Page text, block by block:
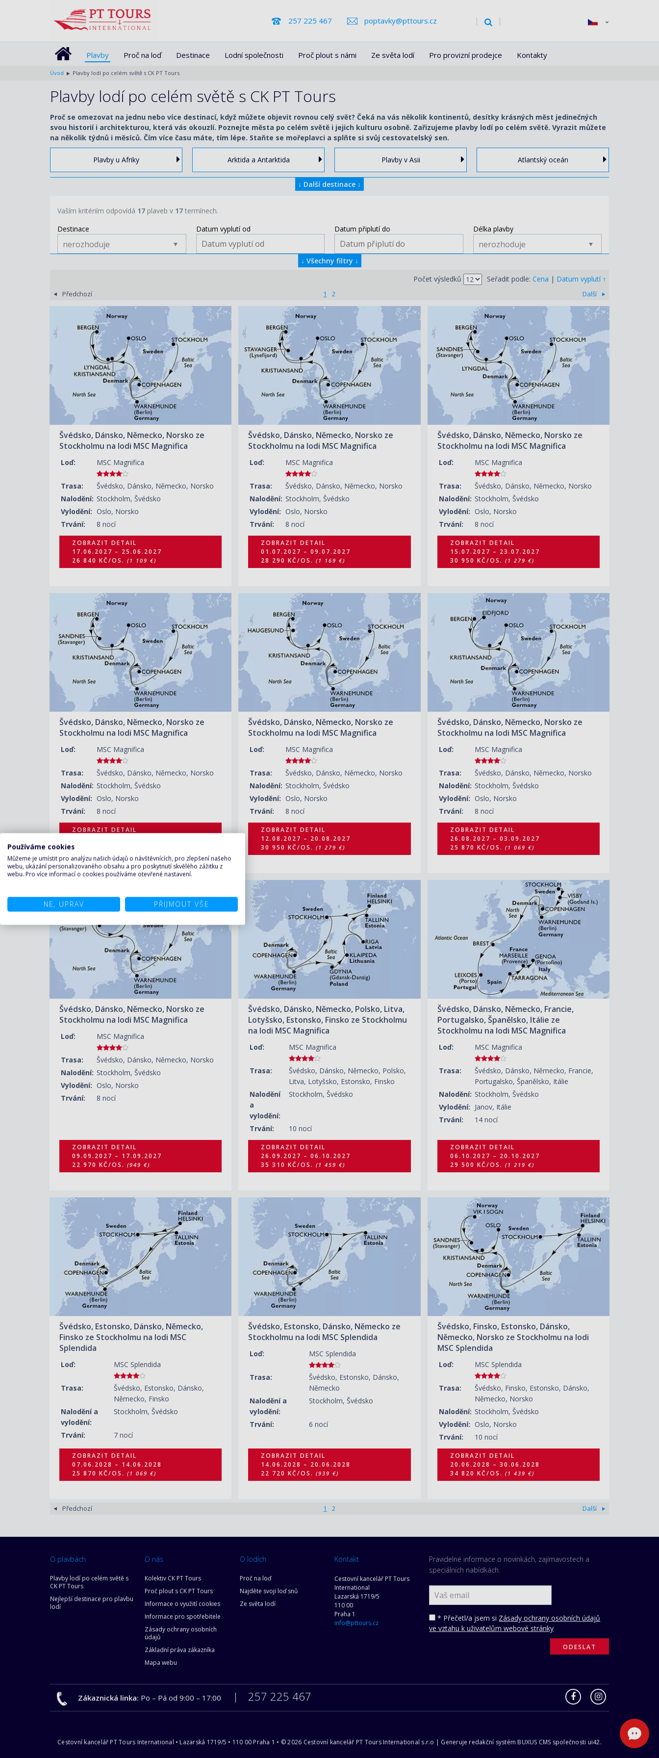
257 225 467 poptavky@pttours.cz
Plavby Proč na loď Destinace Lodní společnosti Proč plout s námi Ze světa lodí Pro provizní prodejce Kontakty
Úvod Plavby lodí po celém světě s CK PT Tours
Plavby lodí po celém světě s CK PT Tours
Proč se omezovat na jednu nebo více destinací, když můžete objevit rovnou celý svět? Čeká na vás několik kontinentů, desítky krásných měst jedinečných
svou historií i architekturou, která vás okouzlí. Poznejte města po celém světě i jejich kulturu osobně. Zařizujeme plavby lodí po celém světě. Vyrazit můžete
na několik týdnů i měsíců. Čím více času máte, tím lépe. Staňte se mořeplavci a splňte si svůj cestovatelský sen.
Plavby u Afriky Arktida a Antarktida Plavby v Asii Atlantský oceán
↓ Další destinace ↓
Vaším kritériím odpovídá 17 plaveb v 17 termínech.
Destinace
nerozhoduje
Datum vyplutí od Datum připlutí do Délka plavby
nerozhoduje
↓ Všechny filtry ↓
Seřadit podle: Cena | Datum vyplutí ↑
Počet výsledků
Předchozí 1 2 Další
Švédsko, Dánsko, Německo, Norsko ze
Stockholmu na lodi MSC Magnifica
Loď: MSC Magnifica
Trasa:
Švédsko, Dánsko, Německo, Norsko
Nalodění: Stockholm, Švédsko
Vylodění: Oslo, Norsko
Trvání:
8 nocí
ZOBRAZIT DETAIL
17.06.2027 – 25.06.2027
26 840 KČ/OS.
(1 109 €)
ZOBRAZIT DETAIL
17.06.2027 – 25.06.2027
26 840 KČ/OS. (1 109 €)
Švédsko, Dánsko, Německo, Norsko ze
Stockholmu na lodi MSC Magnifica
Loď: MSC Magnifica
Trasa:
Švédsko, Dánsko, Německo, Norsko
Nalodění: Stockholm, Švédsko
Vylodění: Oslo, Norsko
Trvání:
8 nocí
ZOBRAZIT DETAIL
01.07.2027 – 09.07.2027
28 290 KČ/OS.
(1 169 €)
ZOBRAZIT DETAIL
01.07.2027 – 09.07.2027
28 290 KČ/OS.(1 169 €)
Švédsko, Dánsko, Německo, Norsko ze
Stockholmu na lodi MSC Magnifica
Loď: MSC Magnifica
Trasa:
Švédsko, Dánsko, Německo, Norsko
Nalodění: Stockholm, Švédsko
Vylodění: Oslo, Norsko
Trvání:
8 nocí
ZOBRAZIT DETAIL
15.07.2027 – 23.07.2027
30 950 KČ/OS.
(1 279 €)
ZOBRAZIT DETAIL
15.07.2027 – 23.07.2027
30 950 KČ/OS. (1 279 €)
Švédsko, Dánsko, Německo, Norsko ze
Stockholmu na lodi MSC Magnifica
Loď: MSC Magnifica
Trasa:
Švédsko, Dánsko, Německo, Norsko
Nalodění: Stockholm, Švédsko
Vylodění: Oslo, Norsko
Trvání:
8 nocí
ZOBRAZIT DETAIL
29.07.2027 – 06.08.2027
30 950 KČ/OS.
(1 279 €)
ZOBRAZIT DETAIL
30 950 KČ/OS.
Švédsko, Dánsko, Německo, Norsko ze
Stockholmu na lodi MSC Magnifica
Loď: MSC Magnifica
Trasa:
Švédsko, Dánsko, Německo, Norsko
Nalodění: Stockholm, Švédsko
Vylodění: Oslo, Norsko
Trvání:
8 nocí
ZOBRAZIT DETAIL
12.08.2027 – 20.08.2027
30 950 KČ/OS.
(1 279 €)
ZOBRAZIT DETAIL
12.08.2027 – 20.08.2027
30 950 KČ/OS.(1 279 €)
Švédsko, Dánsko, Německo, Norsko ze
Stockholmu na lodi MSC Magnifica
Loď: MSC Magnifica
Trasa:
Švédsko, Dánsko, Německo, Norsko
Nalodění: Stockholm, Švédsko
Vylodění: Oslo, Norsko
Trvání:
8 nocí
ZOBRAZIT DETAIL
26.08.2027 – 03.09.2027
25 870 KČ/OS.
(1 069 €)
ZOBRAZIT DETAIL
26.08.2027 – 03.09.2027
25 870 KČ/OS. (1 069 €)
Švédsko, Dánsko, Německo, Norsko ze
Stockholmu na lodi MSC Magnifica
Loď: MSC Magnifica
Trasa:
Švédsko, Dánsko, Německo, Norsko
Nalodění: Stockholm, Švédsko
Vylodění: Oslo, Norsko
Trvání:
8 nocí
ZOBRAZIT DETAIL
09.09.2027 – 17.09.2027
22 970 KČ/OS.
(949 €)
ZOBRAZIT DETAIL
09.09.2027 – 17.09.2027
22 970 KČ/OS. (949 €)
Švédsko, Dánsko, Německo, Polsko, Litva,
Lotyšsko, Estonsko, Finsko ze Stockholmu
na lodi MSC Magnifica
Loď: MSC Magnifica
Trasa:
Švédsko, Dánsko, Německo, Polsko,
Litva, Lotyšsko, Estonsko, Finsko
Nalodění
a
vylodění:
Stockholm, Švédsko
Trvání: 10 nocí
ZOBRAZIT DETAIL
26.09.2027 – 06.10.2027
35 310 KČ/OS.
(1 459 €)
ZOBRAZIT DETAIL
26.09.2027 – 06.10.2027
35 310 KČ/OS.(1 459 €)
Švédsko, Dánsko, Německo, Francie,
Portugalsko, Španělsko, Itálie ze
Stockholmu na lodi MSC Magnifica
Loď: MSC Magnifica
Trasa:
Švédsko, Dánsko, Německo, Francie,
Portugalsko, Španělsko, Itálie
Nalodění: Stockholm, Švédsko
Vylodění: Janov, Itálie
Trvání:
14 nocí
ZOBRAZIT DETAIL
06.10.2027 – 20.10.2027
29 500 KČ/OS.
(1 219 €)
ZOBRAZIT DETAIL
06.10.2027 – 20.10.2027
29 500 KČ/OS. (1 219 €)
Švédsko, Estonsko, Dánsko, Německo,
Finsko ze Stockholmu na lodi MSC
Splendida
Loď: MSC Splendida
Trasa:
Švédsko, Estonsko, Dánsko,
Německo, Finsko
Nalodění a
vylodění:
Stockholm, Švédsko
Trvání: 7 nocí
ZOBRAZIT DETAIL
07.06.2028 – 14.06.2028
25 870 KČ/OS.
(1 069 €)
ZOBRAZIT DETAIL
07.06.2028 – 14.06.2028
25 870 KČ/OS. (1 069 €)
Švédsko, Estonsko, Dánsko, Německo ze
Stockholmu na lodi MSC Splendida
Loď: MSC Splendida
Trasa:
Švédsko, Estonsko, Dánsko,
Německo
Nalodění a
vylodění:
Stockholm, Švédsko
Trvání: 6 nocí
ZOBRAZIT DETAIL
14.06.2028 – 20.06.2028
22 720 KČ/OS.
(939 €)
ZOBRAZIT DETAIL
14.06.2028 – 20.06.2028
22 720 KČ/OS.(939 €)
Švédsko, Finsko, Estonsko, Dánsko,
Německo, Norsko ze Stockholmu na lodi
MSC Splendida
Loď: MSC Splendida
Trasa:
Švédsko, Finsko, Estonsko, Dánsko,
Německo, Norsko
Nalodění: Stockholm, Švédsko
Vylodění: Oslo, Norsko
Trvání:
10 nocí
ZOBRAZIT DETAIL
20.06.2028 – 30.06.2028
34 820 KČ/OS.
(1 439 €)
ZOBRAZIT DETAIL
20.06.2028 – 30.06.2028
34 820 KČ/OS. (1 439 €)
Předchozí 1 2 Další
O plavbách
Plavby lodí po celém světě s
CK PT Tours
Nejlepší destinace pro plavbu
lodí
O nás
Kolektiv CK PT Tours
Proč plout s CK PT Tours
Informace o využití cookies
Informace pro spotřebitele
Zásady ochrany osobních
údajů
Základní práva zákazníka
Mapa webu
O lodích
Proč na loď
Najděte svoji loď snů
Ze světa lodí
Kontakt
Cestovní kancelář PT Tours
International
Lazarská 1719/5
110 00
Praha 1
info@pttours.cz
Pravidelné informace o novinkách, zajímavostech a
speciálních nabídkách.
* Přečetl/a jsem si Zásady ochrany osobních údajů
ve vztahu k uživatelům webové stránky
Zákaznická linka: Po – Pá od 9:00 – 17:00 257 225 467
Cestovní kancelář PT Tours International • Lazarská 1719/5 • 110 00 Praha 1 • © 2026 Cestovní kancelář PT Tours International s.r.o | Generuje redakční systém BUXUS CMS společnosti ui42.
Používáme cookies
Můžeme je umístit pro analýzu našich údajů o návštěvnících, pro zlepšení našeho
webu, ukázání personalizovaného obsahu a pro poskytnutí skvělého zážitku z
webu. Pro více informací o cookies používáme otevřené nastavení.
NE, UPRAV PŘIJMOUT VŠE